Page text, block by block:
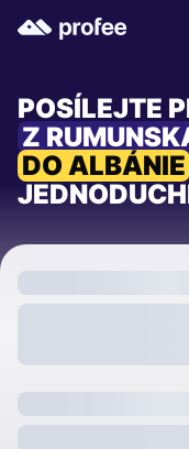
POSÍLEJTE
Z
DO ALBÁNIE